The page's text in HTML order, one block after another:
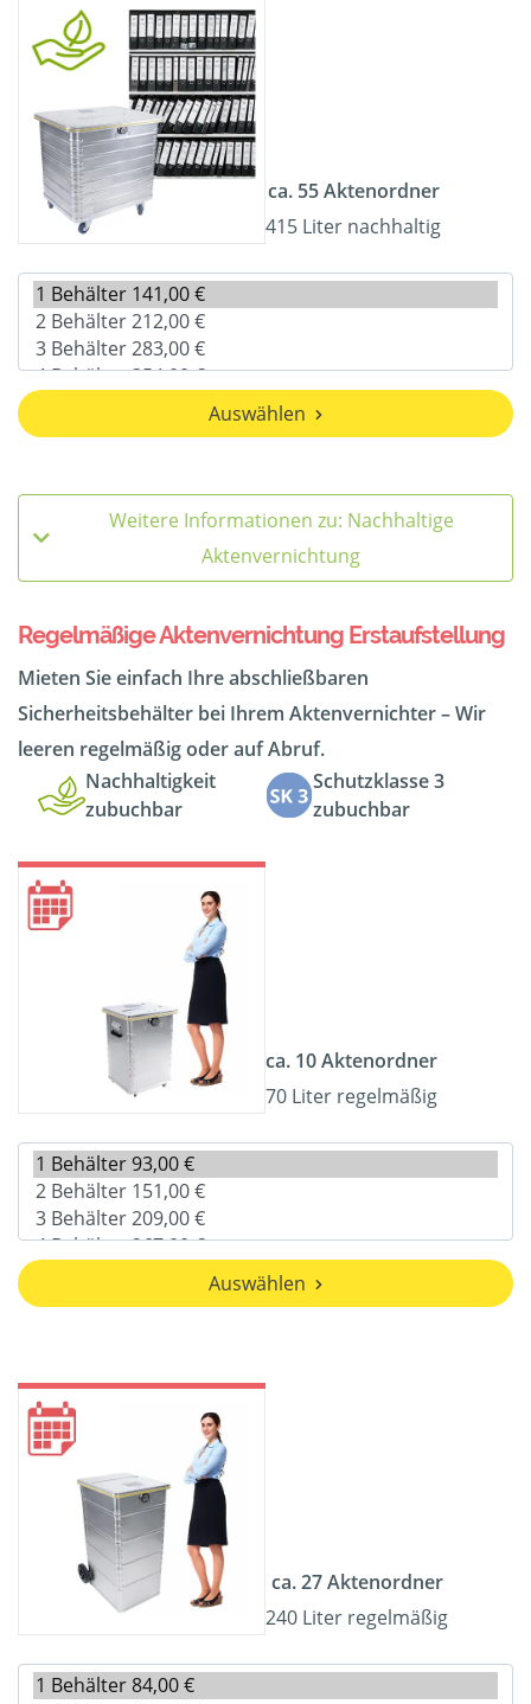
ca. 55 Aktenordner
415 Liter nachhaltig
Auswählen
Weitere Informationen zu: Nachhaltige
Aktenvernichtung
Regelmäßige Aktenvernichtung Erstaufstellung
Mieten Sie einfach Ihre abschließbaren
Sicherheitsbehälter bei Ihrem Aktenvernichter – Wir
leeren regelmäßig oder auf Abruf.
Nachhaltigkeit
zubuchbar
Schutzklasse 3
zubuchbar
ca. 10 Aktenordner
70 Liter regelmäßig
Auswählen
ca. 27 Aktenordner
240 Liter regelmäßig